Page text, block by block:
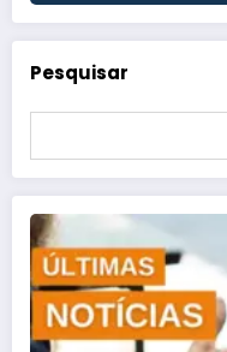
Pesquisar